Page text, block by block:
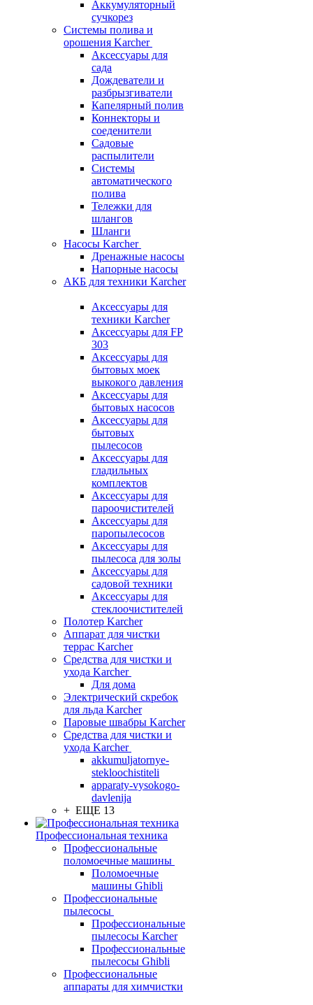
Аккумуляторный
сучкорез
Системы полива и
орошения Karcher
Аксессуары для
сада
Дождеватели и
разбрызгиватели
Капелярный полив
Коннекторы и
соеденители
Садовые
распылители
Системы
автоматического
полива
Тележки для
шлангов
Шланги
Насосы Karcher
Дренажные насосы
Напорные насосы
АКБ для техники Karcher
Аксессуары для
техники Karcher
Аксессуары для FP
303
Аксессуары для
бытовых моек
выкокого давления
Аксессуары для
бытовых насосов
Аксессуары для
бытовых
пылесосов
Аксессуары для
гладильных
комплектов
Аксессуары для
пароочистителей
Аксессуары для
паропылесосов
Аксессуары для
пылесоса для золы
Аксессуары для
садовой техники
Аксессуары для
стеклоочистителей
Полотер Karcher
Аппарат для чистки
террас Karcher
Средства для чистки и
ухода Karcher
Для дома
Электрический скребок
для льда Karcher
Паровые швабры Karcher
Средства для чистки и
ухода Karcher
akkumuljatornye-
stekloochistiteli
apparaty-vysokogo-
davlenija
+ ЕЩЕ 13
Профессиональная техника
Профессиональные
поломоечные машины
Поломоечные
машины Ghibli
Профессиональные
пылесосы
Профессиональные
пылесосы Karcher
Профессиональные
пылесосы Ghibli
Профессиональные
аппараты для химчистки